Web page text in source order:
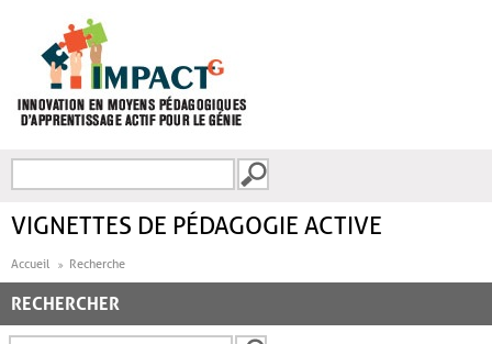
FORMULAIRE DE
VIGNETTES DE PÉDAGOGIE ACTIVE
Accueil Recherche
RECHERCHER